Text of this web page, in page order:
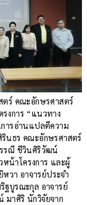
ตร์ คณะอักษรศาสตร์
งการ “แนวทาง
ารอ่านแปลตีความ
นธร คณะอักษรศาสตร์
รณี ชีวินศิริวัฒน์
น้าโครงการ และผู้
วา อาจารย์ประจำ
ฐบูรณะกุล อาจารย์
มาศิริ นักวิจัยจาก